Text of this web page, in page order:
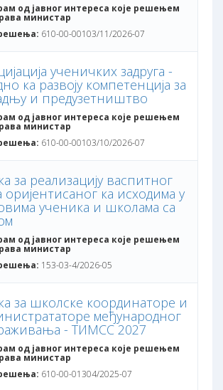
од јавног интереса које решењем
министар
610-00-00103/11/2026-07
ученичких задруга -
ка развоју компетенција за
и предузетништво
од јавног интереса које решењем
министар
610-00-00103/10/2026-07
за реализацију васпитног
оријентисаног ка исходима у
ученика и школама са
од јавног интереса које решењем
министар
153-03-4/2026-05
за школске координаторе и
међународног
- ТИМСС 2027
од јавног интереса које решењем
министар
610-00-01304/2025-07